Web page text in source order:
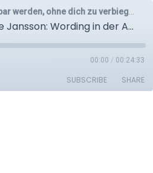
Text Talk - Anne Jansson: Wording in der Ayurveda- und Healthbusiness-Welt
00:00 / 00:24:33
SUBSCRIBE SHARE